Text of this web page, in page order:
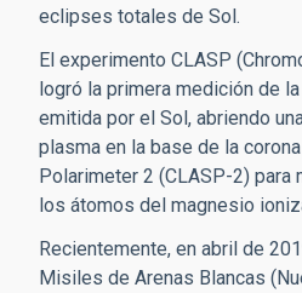
eclipses totales de Sol.
El experimento CLASP
logró la primera medición de
emitida por el Sol, abriendo
plasma en la base de la
Polarimeter 2 (CLASP-2)
los átomos del magnesio
Recientemente, en abril de
Misiles de Arenas Blancas